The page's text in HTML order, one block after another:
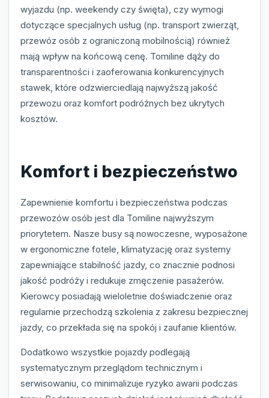
wyjazdu (np. weekendy czy święta), czy wymogi
dotyczące specjalnych usług (np. transport zwierząt,
przewóz osób z ograniczoną mobilnością) również
mają wpływ na końcową cenę. Tomiline dąży do
transparentności i zaoferowania konkurencyjnych
stawek, które odzwierciedlają najwyższą jakość
przewozu oraz komfort podróżnych bez ukrytych
kosztów.
Komfort i bezpieczeństwo
Zapewnienie komfortu i bezpieczeństwa podczas
przewozów osób jest dla Tomiline najwyższym
priorytetem. Nasze busy są nowoczesne, wyposażone
w ergonomiczne fotele, klimatyzację oraz systemy
zapewniające stabilność jazdy, co znacznie podnosi
jakość podróży i redukuje zmęczenie pasażerów.
Kierowcy posiadają wieloletnie doświadczenie oraz
regularnie przechodzą szkolenia z zakresu bezpiecznej
jazdy, co przekłada się na spokój i zaufanie klientów.
Dodatkowo wszystkie pojazdy podlegają
systematycznym przeglądom technicznym i
serwisowaniu, co minimalizuje ryzyko awarii podczas